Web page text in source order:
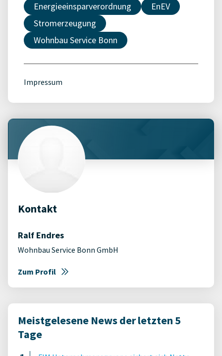
Energieeinsparverordnung
EnEV
Stromerzeugung
Wohnbau Service Bonn
Impressum
Kontakt
Ralf Endres
Wohnbau Service Bonn GmbH
Zum Profil
Meistgelesene News der letzten 5
Tage